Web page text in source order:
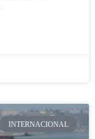
INTERNACIONAL